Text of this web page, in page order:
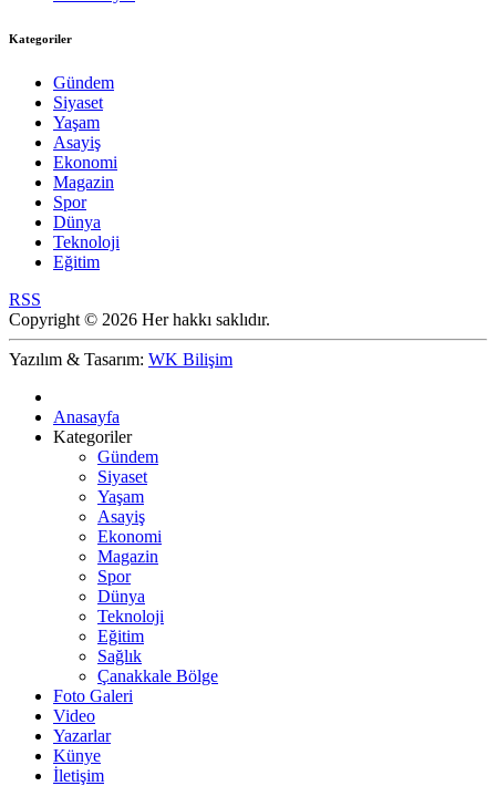
Kategoriler
Gündem
Siyaset
Yaşam
Asayiş
Ekonomi
Magazin
Spor
Dünya
Teknoloji
Eğitim
RSS
Copyright © 2026 Her hakkı saklıdır.
Yazılım & Tasarım: WK Bilişim
Anasayfa
Kategoriler
Gündem
Siyaset
Yaşam
Asayiş
Ekonomi
Magazin
Spor
Dünya
Teknoloji
Eğitim
Sağlık
Çanakkale Bölge
Foto Galeri
Video
Yazarlar
Künye
İletişim